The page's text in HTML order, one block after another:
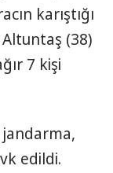
karıştığı
(38)
7 kişi
jandarma,
edildi.